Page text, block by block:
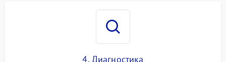
4. Диагностика